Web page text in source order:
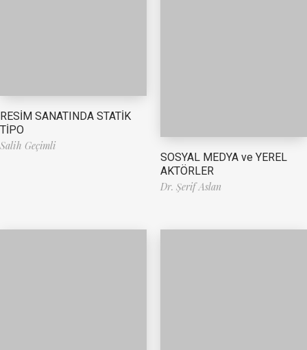
RESİM SANATINDA STATİK
TİPO
Salih Geçimli
SOSYAL MEDYA ve YEREL
AKTÖRLER
Dr. Şerif Aslan